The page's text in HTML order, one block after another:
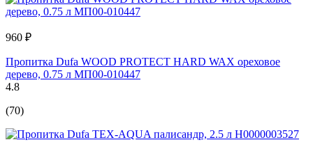
960 ₽
Пропитка Dufa WOOD PROTECT HARD WAX ореховое
дерево, 0.75 л МП00-010447
4.8
(70)